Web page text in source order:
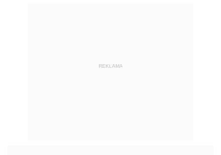
REKLAMA